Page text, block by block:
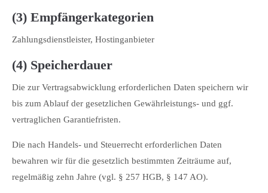
(3) Empfängerkategorien
Zahlungsdienstleister, Hostinganbieter
(4) Speicherdauer
Die zur Vertragsabwicklung erforderlichen Daten speichern wir
bis zum Ablauf der gesetzlichen Gewährleistungs- und ggf.
vertraglichen Garantiefristen.
Die nach Handels- und Steuerrecht erforderlichen Daten
bewahren wir für die gesetzlich bestimmten Zeiträume auf,
regelmäßig zehn Jahre (vgl. § 257 HGB, § 147 AO).